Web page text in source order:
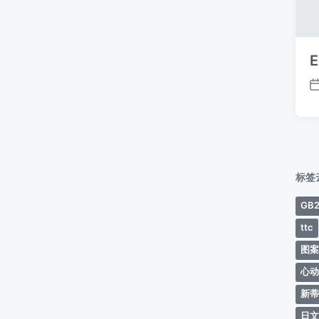
发
标签
ttc
图
心
新
日文